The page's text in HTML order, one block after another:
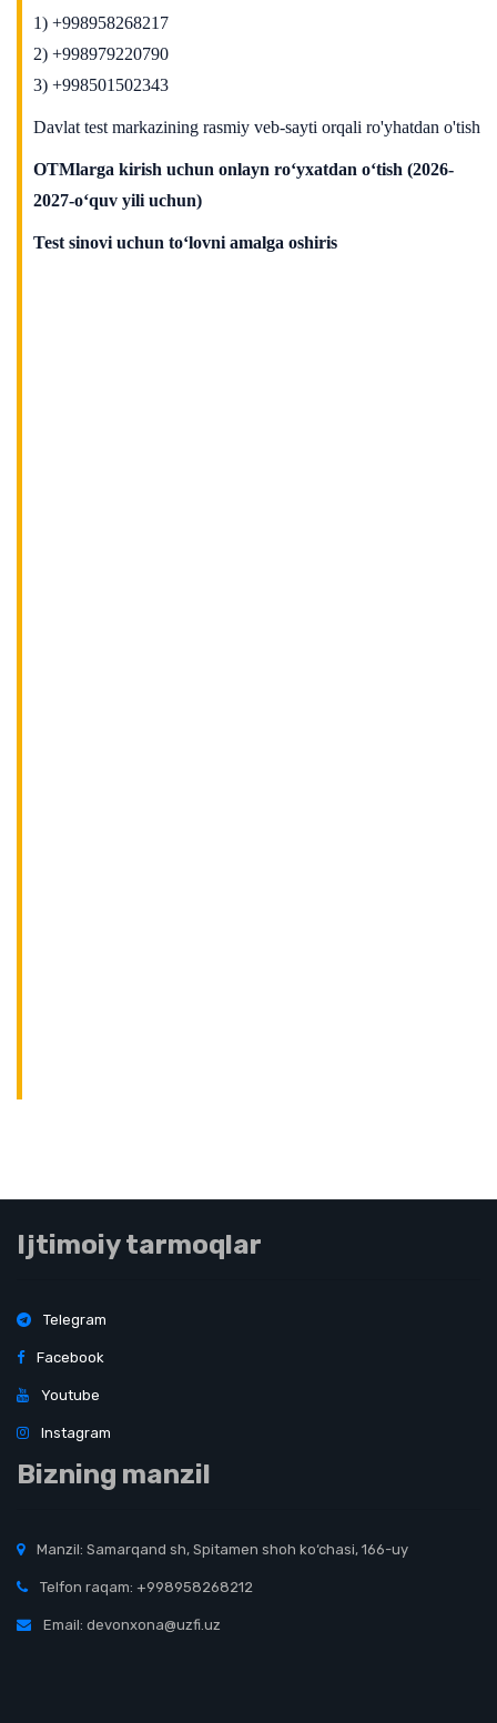
1) +998958268217
2) +998979220790
3) +998501502343
Davlat test markazining rasmiy veb-sayti orqali ro'yhatdan o'tish
OTMlarga kirish uchun onlayn ro‘yxatdan o‘tish (2026-
2027-o‘quv yili uchun)
Test sinovi uchun to‘lovni amalga oshiris
Ijtimoiy tarmoqlar
Telegram
Facebook
Youtube
Instagram
Bizning manzil
Manzil: Samarqand sh, Spitamen shoh ko‘chasi, 166-uy
Telfon raqam: +998958268212
Email: devonxona@uzfi.uz